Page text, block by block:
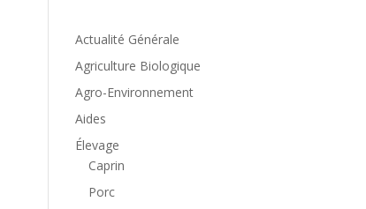
Actualité Générale
Agriculture Biologique
Agro-Environnement
Aides
Élevage
Caprin
Porc